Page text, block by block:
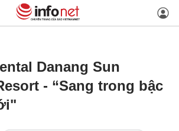
Danang Sun
- “Sang trong bậc